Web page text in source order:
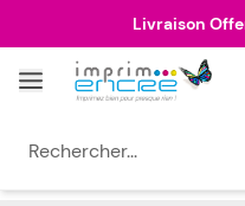
Livraison
Menu